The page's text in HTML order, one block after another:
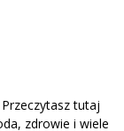
tutaj
zdrowie i wiele